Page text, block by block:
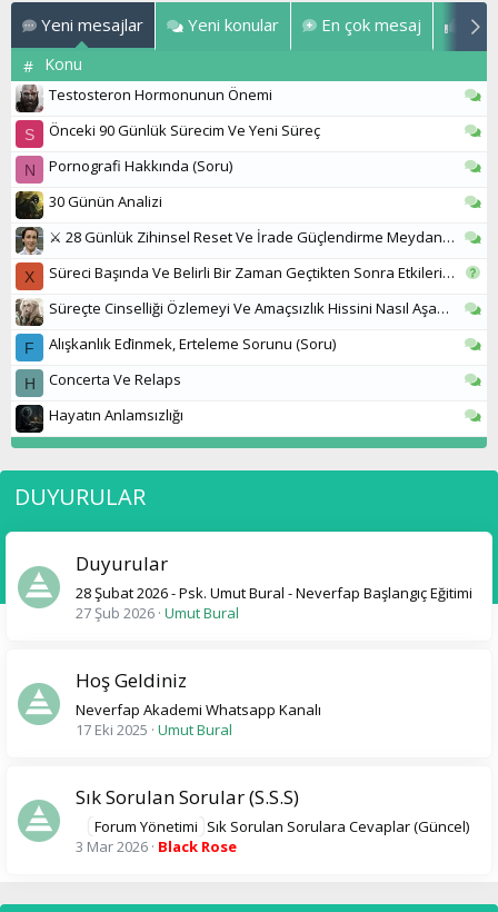
Yeni mesajlar Yeni konular En çok mesaj En
# Konu
Testosteron Hormonunun Önemi
S Önceki 90 Günlük Sürecim Ve Yeni Süreç
N Pornografi Hakkında (Soru)
30 Günün Analizi
⚔️ 28 Günlük Zihinsel Reset Ve İrade Güçlendirme Meydan Okuması
X Süreci Başında Ve Belirli Bir Zaman Geçtikten Sonra Etkileri Arasında Ne Gibi Farklar Var ?
Süreçte Cinselliği Özlemeyi Ve Amaçsızlık Hissini Nasıl Aşabilirim?
F Alışkanlık Edi̇nmek, Erteleme Sorunu (Soru)
H Concerta Ve Relaps
Hayatın Anlamsızlığı
DUYURULAR
Duyurular
28 Şubat 2026 - Psk. Umut Bural - Neverfap Başlangıç Eğitimi
27 Şub 2026 Umut Bural
Hoş Geldiniz
Neverfap Akademi Whatsapp Kanalı
17 Eki 2025 Umut Bural
Sık Sorulan Sorular (S.S.S)
Forum Yönetimi Sık Sorulan Sorulara Cevaplar (Güncel)
3 Mar 2026 Black Rose